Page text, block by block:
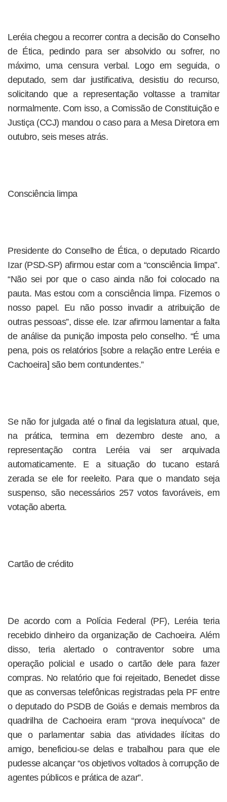
Leréia chegou a recorrer contra a decisão do Conselho
de Ética, pedindo para ser absolvido ou sofrer, no
máximo, uma censura verbal. Logo em seguida, o
deputado, sem dar justificativa, desistiu do recurso,
solicitando que a representação voltasse a tramitar
normalmente. Com isso, a Comissão de Constituição e
Justiça (CCJ) mandou o caso para a Mesa Diretora em
outubro, seis meses atrás.
Consciência limpa
Presidente do Conselho de Ética, o deputado Ricardo
Izar (PSD-SP) afirmou estar com a “consciência limpa”.
“Não sei por que o caso ainda não foi colocado na
pauta. Mas estou com a consciência limpa. Fizemos o
nosso papel. Eu não posso invadir a atribuição de
outras pessoas”, disse ele. Izar afirmou lamentar a falta
de análise da punição imposta pelo conselho. “É uma
pena, pois os relatórios [sobre a relação entre Leréia e
Cachoeira] são bem contundentes.”
Se não for julgada até o final da legislatura atual, que,
na prática, termina em dezembro deste ano, a
representação contra Leréia vai ser arquivada
automaticamente. E a situação do tucano estará
zerada se ele for reeleito. Para que o mandato seja
suspenso, são necessários 257 votos favoráveis, em
votação aberta.
Cartão de crédito
De acordo com a Polícia Federal (PF), Leréia teria
recebido dinheiro da organização de Cachoeira. Além
disso, teria alertado o contraventor sobre uma
operação policial e usado o cartão dele para fazer
compras. No relatório que foi rejeitado, Benedet disse
que as conversas telefônicas registradas pela PF entre
o deputado do PSDB de Goiás e demais membros da
quadrilha de Cachoeira eram “prova inequívoca” de
que o parlamentar sabia das atividades ilícitas do
amigo, beneficiou-se delas e trabalhou para que ele
pudesse alcançar “os objetivos voltados à corrupção de
agentes públicos e prática de azar”.